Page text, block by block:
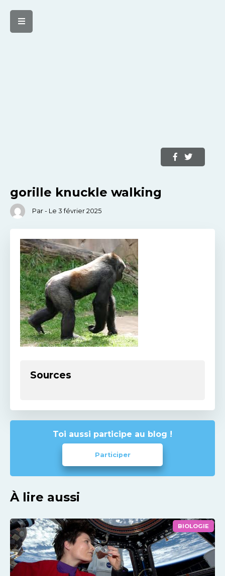
gorille knuckle walking
Par - Le 3 février 2025
Sources
Toi aussi participe au blog !
Participer
À lire aussi
BIOLOGIE